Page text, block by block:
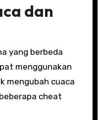
dan
yang berbeda
menggunakan
mengubah cuaca
cheat